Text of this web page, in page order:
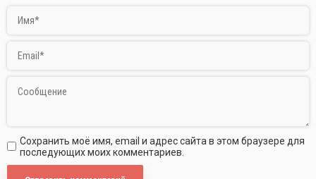
Сохранить моё имя, email и адрес сайта в этом браузере для
последующих моих комментариев.